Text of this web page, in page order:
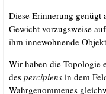
Die­se Erin­ne­rung genügt
Gewicht vor­zugs­wei­se
ihm inne­woh­nen­de
Wir haben die Topo­lo­gie
des per­ci­pi­ens in dem
Wahr­ge­nom­me­nes